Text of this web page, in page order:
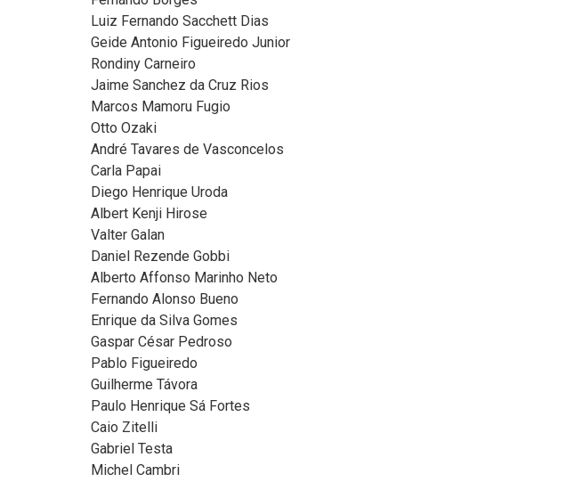
Luiz Fernando Sacchett Dias
Geide Antonio Figueiredo Junior
Rondiny Carneiro
Jaime Sanchez da Cruz Rios
Marcos Mamoru Fugio
Otto Ozaki
André Tavares de Vasconcelos
Carla Papai
Diego Henrique Uroda
Albert Kenji Hirose
Valter Galan
Daniel Rezende Gobbi
Alberto Affonso Marinho Neto
Fernando Alonso Bueno
Enrique da Silva Gomes
Gaspar César Pedroso
Pablo Figueiredo
Guilherme Távora
Paulo Henrique Sá Fortes
Caio Zitelli
Gabriel Testa
Michel Cambri